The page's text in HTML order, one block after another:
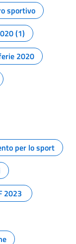
sportivo
(1)
2020
per lo sport
2023